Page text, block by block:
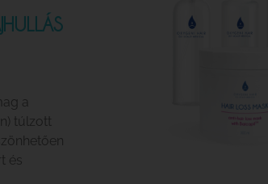
a
túlzott
és